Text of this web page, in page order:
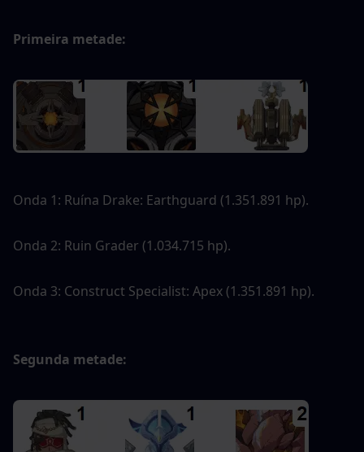
Primeira metade:
Onda 1: Ruína Drake: Earthguard (1.351.891 hp).
Onda 2: Ruin Grader (1.034.715 hp).
Onda 3: Construct Specialist: Apex (1.351.891 hp).
Segunda metade: